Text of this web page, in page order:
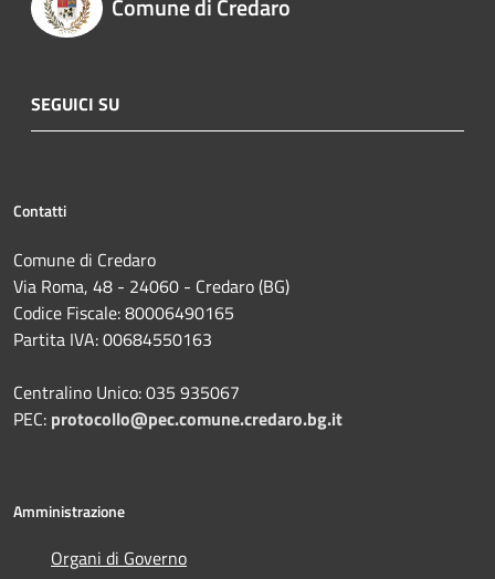
SEGUICI SU
Contatti
Comune di Credaro
Via Roma, 48 - 24060 - Credaro (BG)
Codice Fiscale: 80006490165
Partita IVA: 00684550163
Centralino Unico: 035 935067
PEC: protocollo@pec.comune.credaro.bg.it
Amministrazione
Organi di Governo